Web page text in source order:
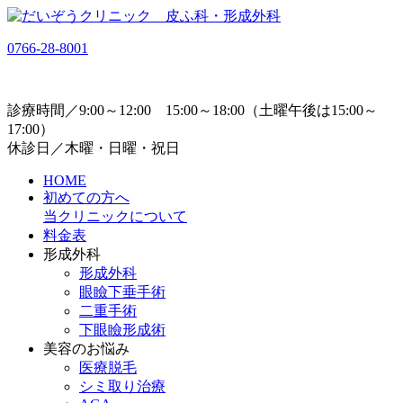
0766-28-8001
診療時間／9:00～12:00 15:00～18:00（土曜午後は15:00～
17:00）
休診日／木曜・日曜・祝日
HOME
初めての方へ
当クリニックについて
料金表
形成外科
形成外科
眼瞼下垂手術
二重手術
下眼瞼形成術
美容のお悩み
医療脱毛
シミ取り治療